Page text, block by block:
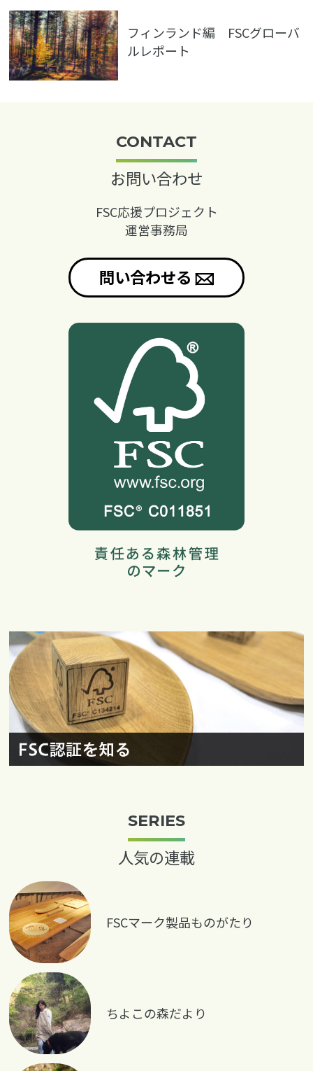
フィンランド編 FSCグローバ
ルレポート
CONTACT
お問い合わせ
FSC応援プロジェクト
運営事務局
問い合わせる
SERIES
人気の連載
FSCマーク製品ものがたり
ちよこの森だより